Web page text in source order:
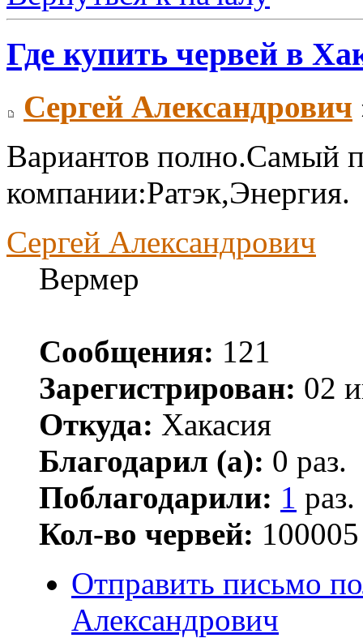
Где купить червей в
Сергей Александрович
Вариантов полно.Самый
компании:Ратэк,Энергия.
Сергей Александрович
Вермер
Сообщения: 121
Зарегистрирован: 02
Откуда: Хакасия
Благодарил (а): 0 раз.
Поблагодарили: 1 раз.
Кол-во червей: 100005
Отправить письмо
Александрович